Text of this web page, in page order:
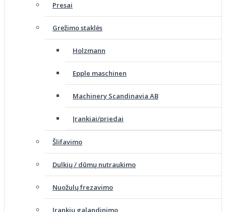
Presai
Gręžimo staklės
Holzmann
Epple maschinen
Machinery Scandinavia AB
Įrankiai/priedai
Šlifavimo
Dulkių / dūmų nutraukimo
Nuožulų frezavimo
Įrankių galandinimo